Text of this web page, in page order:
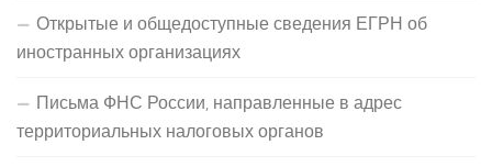
Открытые и общедоступные сведения ЕГРН об
иностранных организациях
Письма ФНС России, направленные в адрес
территориальных налоговых органов